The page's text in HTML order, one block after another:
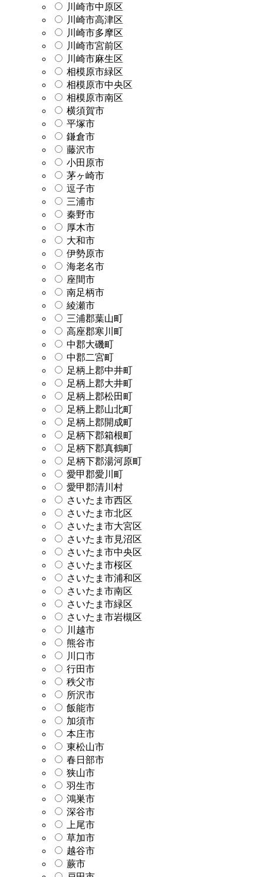
川崎市中原区
川崎市高津区
川崎市多摩区
川崎市宮前区
川崎市麻生区
相模原市緑区
相模原市中央区
相模原市南区
横須賀市
平塚市
鎌倉市
藤沢市
小田原市
茅ヶ崎市
逗子市
三浦市
秦野市
厚木市
大和市
伊勢原市
海老名市
座間市
南足柄市
綾瀬市
三浦郡葉山町
高座郡寒川町
中郡大磯町
中郡二宮町
足柄上郡中井町
足柄上郡大井町
足柄上郡松田町
足柄上郡山北町
足柄上郡開成町
足柄下郡箱根町
足柄下郡真鶴町
足柄下郡湯河原町
愛甲郡愛川町
愛甲郡清川村
さいたま市西区
さいたま市北区
さいたま市大宮区
さいたま市見沼区
さいたま市中央区
さいたま市桜区
さいたま市浦和区
さいたま市南区
さいたま市緑区
さいたま市岩槻区
川越市
熊谷市
川口市
行田市
秩父市
所沢市
飯能市
加須市
本庄市
東松山市
春日部市
狭山市
羽生市
鴻巣市
深谷市
上尾市
草加市
越谷市
蕨市